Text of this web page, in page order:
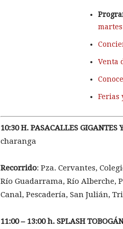
martes
Venta
Ferias
10:30 H. PASACALLES GIGANTES
charanga
Recorrido: Pza. Cervantes,
Río Guadarrama, Río Alberche,
Canal, Pescadería, San Julián,
11:00 – 13:00 h. SPLASH